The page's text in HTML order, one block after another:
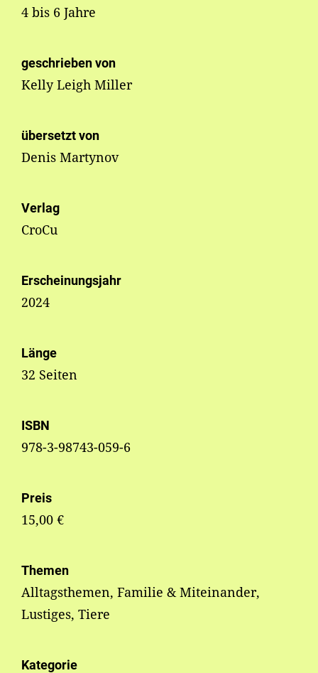
4 bis 6 Jahre
geschrieben von
Kelly Leigh Miller
übersetzt von
Denis Martynov
Verlag
CroCu
Erscheinungsjahr
2024
Länge
32 Seiten
ISBN
978-3-98743-059-6
Preis
15,00 €
Themen
Alltagsthemen, Familie & Miteinander,
Lustiges, Tiere
Kategorie